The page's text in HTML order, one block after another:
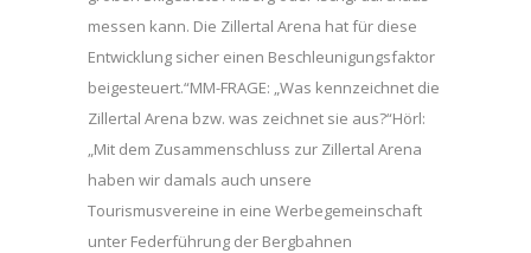
messen kann. Die Zillertal Arena hat für diese
Entwicklung sicher einen Beschleunigungsfaktor
beigesteuert.“MM-FRAGE: „Was kennzeichnet die
Zillertal Arena bzw. was zeichnet sie aus?“Hörl:
„Mit dem Zusammenschluss zur Zillertal Arena
haben wir damals auch unsere
Tourismusvereine in eine Werbegemeinschaft
unter Federführung der Bergbahnen